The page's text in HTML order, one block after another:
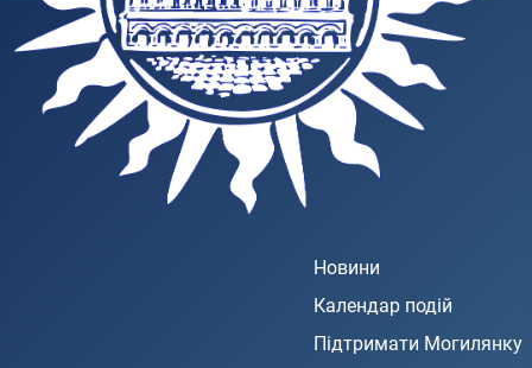
Новини
Календар подій
Підтримати Могилянку